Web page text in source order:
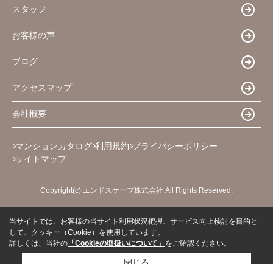
スタッフ
お客様の声
ブログ
アクセスマップ
会社概要
マンションカタログ 利用規約 プライバシーポリシー
サイトマップ
Copyright(c) エンドスケープ株式会社 All Rights Reserved.
当サイトでは、お客様の当サイト利用状況把握、サービス向上検討を目的と
して、クッキー（Cookie）を使用しています。
詳しくは、当社の 「Cookieの取扱いについて」 をご確認ください。